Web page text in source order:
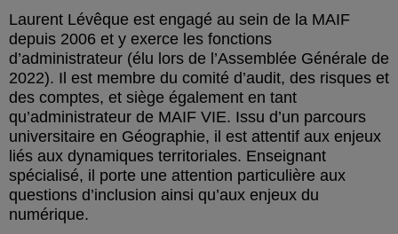
Laurent Lévêque est engagé au sein de la MAIF
depuis 2006 et y exerce les fonctions
d’administrateur (élu lors de l’Assemblée Générale de
2022). Il est membre du comité d’audit, des risques et
des comptes, et siège également en tant
qu’administrateur de MAIF VIE. Issu d’un parcours
universitaire en Géographie, il est attentif aux enjeux
liés aux dynamiques territoriales. Enseignant
spécialisé, il porte une attention particulière aux
questions d’inclusion ainsi qu’aux enjeux du
numérique.